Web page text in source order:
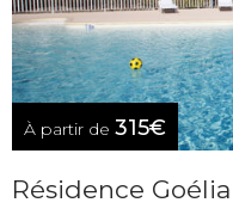
À partir de 315€
Résidence